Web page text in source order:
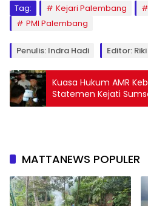
Tag: Kejari Palembang
PMI Palembang
Penulis: Indra Hadi Editor:
Kuasa Hukum AMR
Statemen Kejati
MATTANEWS POPULER